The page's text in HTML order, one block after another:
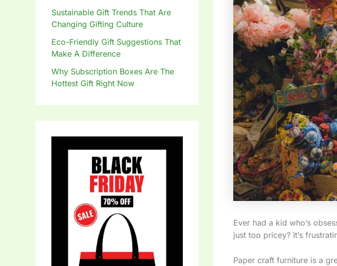
Sustainable Gift Trends That Are
Changing Gifting Culture
Eco-Friendly Gift Suggestions That
Make A Difference
Why Subscription Boxes Are The
Hottest Gift Right Now
Ever had a kid who’s
just too pricey? It’s
Paper craft furniture is a